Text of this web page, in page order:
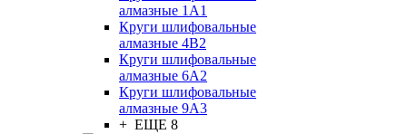
алмазные 1А1
Круги шлифовальные
алмазные 4В2
Круги шлифовальные
алмазные 6A2
Круги шлифовальные
алмазные 9А3
+ ЕЩЕ 8